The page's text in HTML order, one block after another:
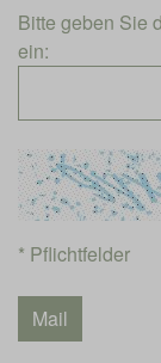
Bitte geben Sie
ein:
* Pflichtfelder